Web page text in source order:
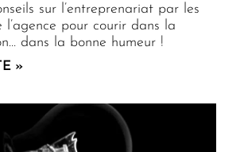
sur l’entreprenariat par les
pour courir dans la
dans la bonne humeur !
»